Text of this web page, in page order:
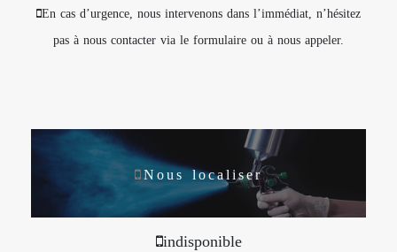
En cas d’urgence, nous intervenons dans l’immédiat, n’hésitez
pas à nous contacter via le formulaire ou à nous appeler.
Nous localiser
indisponible